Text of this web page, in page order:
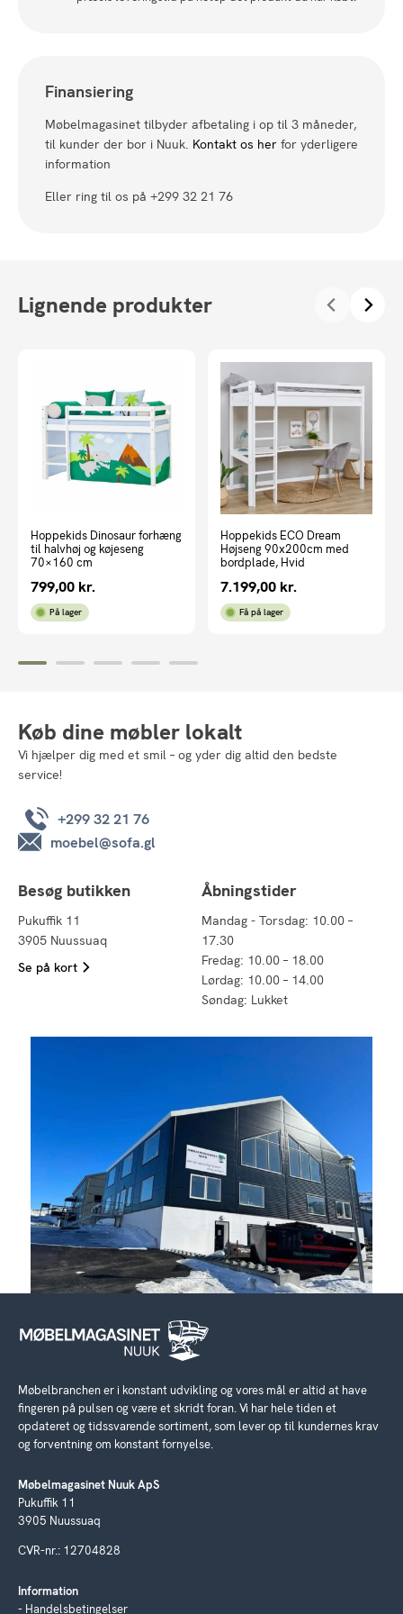
Finansiering
Møbelmagasinet tilbyder afbetaling i op til 3 måneder,
til kunder der bor i Nuuk. Kontakt os her for yderligere
information
Eller ring til os på +299 32 21 76
Lignende produkter
Hoppekids Dinosaur forhæng
til halvhøj og køjeseng
70×160 cm
799,00 kr.
På lager
Hoppekids ECO Dream
Højseng 90x200cm med
bordplade, Hvid
7.199,00 kr.
Få på lager
Køb dine møbler lokalt
Vi hjælper dig med et smil – og yder dig altid den bedste
service!
+299 32 21 76
moebel@sofa.gl
Besøg butikken
Pukuffik 11
3905 Nuussuaq
Se på kort
Åbningstider
Mandag - Torsdag: 10.00 –
17.30
Fredag: 10.00 – 18.00
Lørdag: 10.00 – 14.00
Søndag: Lukket
Møbelbranchen er i konstant udvikling og vores mål er altid at have
fingeren på pulsen og være et skridt foran. Vi har hele tiden et
opdateret og tidssvarende sortiment, som lever op til kundernes krav
og forventning om konstant fornyelse.
Møbelmagasinet Nuuk ApS
Pukuffik 11
3905 Nuussuaq
CVR-nr.: 12704828
Information
Handelsbetingelser